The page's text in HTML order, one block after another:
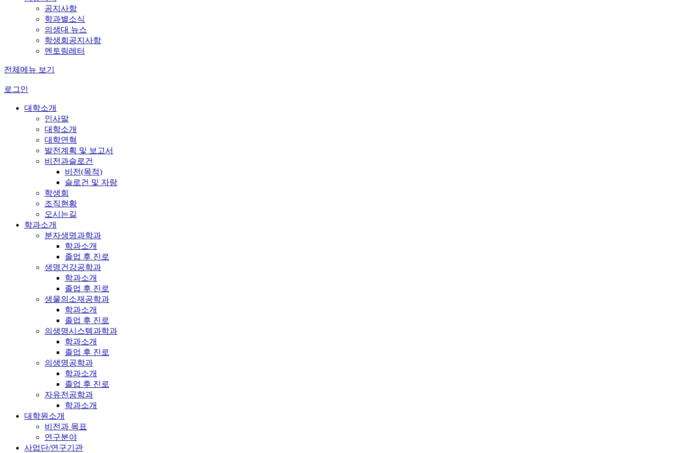
공지사항
학과별소식
의생대 뉴스
학생회공지사항
멘토링레터
전체메뉴 보기
로그인
대학소개
인사말
대학소개
대학연혁
발전계획 및 보고서
비전과슬로건
비전(목적)
슬로건 및 자랑
학생회
조직현황
오시는길
학과소개
분자생명과학과
학과소개
졸업 후 진로
생명건강공학과
학과소개
졸업 후 진로
생물의소재공학과
학과소개
졸업 후 진로
의생명시스템과학과
학과소개
졸업 후 진로
의생명공학과
학과소개
졸업 후 진로
자유전공학과
학과소개
대학원소개
비전과 목표
연구분야
사업단/연구기관